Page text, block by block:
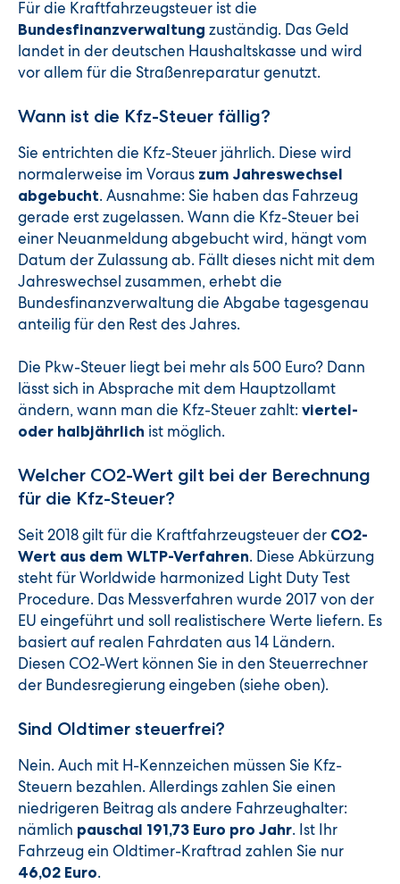
Für die Kraftfahrzeugsteuer ist die
Bundesfinanzverwaltung zuständig. Das Geld
landet in der deutschen Haushaltskasse und wird
vor allem für die Straßenreparatur genutzt.
Wann ist die Kfz-Steuer fällig?
Sie entrichten die Kfz-Steuer jährlich. Diese wird
normalerweise im Voraus zum Jahreswechsel
abgebucht. Ausnahme: Sie haben das Fahrzeug
gerade erst zugelassen. Wann die Kfz-Steuer bei
einer Neuanmeldung abgebucht wird, hängt vom
Datum der Zulassung ab. Fällt dieses nicht mit dem
Jahreswechsel zusammen, erhebt die
Bundesfinanzverwaltung die Abgabe tagesgenau
anteilig für den Rest des Jahres.
Die Pkw-Steuer liegt bei mehr als 500 Euro? Dann
lässt sich in Absprache mit dem Hauptzollamt
ändern, wann man die Kfz-Steuer zahlt: viertel-
oder halbjährlich ist möglich.
Welcher CO2-Wert gilt bei der Berechnung
für die Kfz-Steuer?
Seit 2018 gilt für die Kraftfahrzeugsteuer der CO2-
Wert aus dem WLTP-Verfahren. Diese Abkürzung
steht für Worldwide harmonized Light Duty Test
Procedure. Das Messverfahren wurde 2017 von der
EU eingeführt und soll realistischere Werte liefern. Es
basiert auf realen Fahrdaten aus 14 Ländern.
Diesen CO2-Wert können Sie in den Steuerrechner
der Bundesregierung eingeben (siehe oben).
Sind Oldtimer steuerfrei?
Nein. Auch mit H-Kennzeichen müssen Sie Kfz-
Steuern bezahlen. Allerdings zahlen Sie einen
niedrigeren Beitrag als andere Fahrzeughalter:
nämlich pauschal 191,73 Euro pro Jahr. Ist Ihr
Fahrzeug ein Oldtimer-Kraftrad zahlen Sie nur
46,02 Euro.